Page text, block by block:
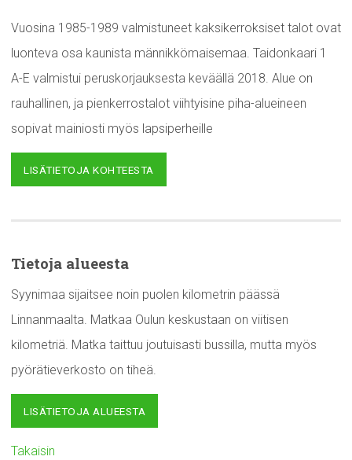
Vuosina 1985-1989 valmistuneet kaksikerroksiset talot ovat
luonteva osa kaunista männikkömaisemaa. Taidonkaari 1
A-E valmistui peruskorjauksesta keväällä 2018. Alue on
rauhallinen, ja pienkerrostalot viihtyisine piha-alueineen
sopivat mainiosti myös lapsiperheille
LISÄTIETOJA KOHTEESTA
Tietoja alueesta
Syynimaa sijaitsee noin puolen kilometrin päässä
Linnanmaalta. Matkaa Oulun keskustaan on viitisen
kilometriä. Matka taittuu joutuisasti bussilla, mutta myös
pyörätieverkosto on tiheä.
LISÄTIETOJA ALUEESTA
Takaisin